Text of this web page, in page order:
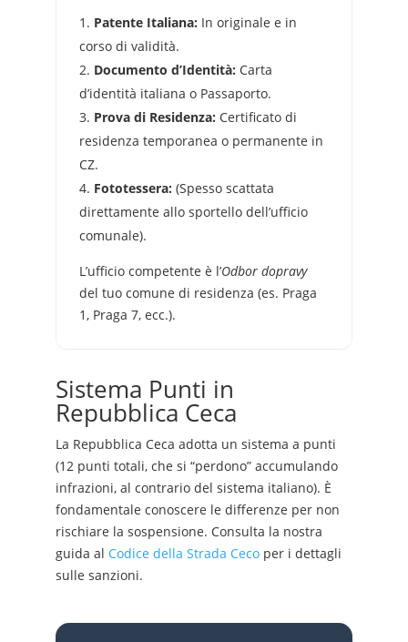
Patente Italiana: In originale e in
corso di validità.
Documento d’Identità: Carta
d’identità italiana o Passaporto.
Prova di Residenza: Certificato di
residenza temporanea o permanente in
CZ.
Fototessera: (Spesso scattata
direttamente allo sportello dell’ufficio
comunale).
L’ufficio competente è l’Odbor dopravy
del tuo comune di residenza (es. Praga
1, Praga 7, ecc.).
Sistema Punti in
Repubblica Ceca
La Repubblica Ceca adotta un sistema a punti
(12 punti totali, che si “perdono” accumulando
infrazioni, al contrario del sistema italiano). È
fondamentale conoscere le differenze per non
rischiare la sospensione. Consulta la nostra
guida al Codice della Strada Cecoper i dettagli
sulle sanzioni.